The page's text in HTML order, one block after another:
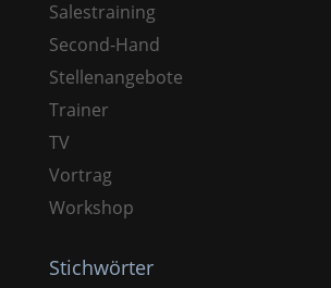
Salestraining
Second-Hand
Stellenangebote
Trainer
TV
Vortrag
Workshop
Stichwörter